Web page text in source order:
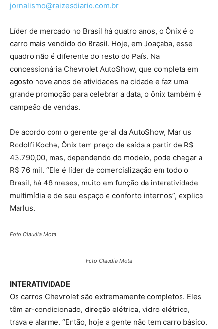
jornalismo@raizesdiario.com.br
Líder de mercado no Brasil há quatro anos, o Ônix é o
carro mais vendido do Brasil. Hoje, em Joaçaba, esse
quadro não é diferente do resto do País. Na
concessionária Chevrolet AutoShow, que completa em
agosto nove anos de atividades na cidade e faz uma
grande promoção para celebrar a data, o ônix também é
campeão de vendas.
De acordo com o gerente geral da AutoShow, Marlus
Rodolfi Koche, Ônix tem preço de saída a partir de R$
43.790,00, mas, dependendo do modelo, pode chegar a
R$ 76 mil. “Ele é líder de comercialização em todo o
Brasil, há 48 meses, muito em função da interatividade
multimídia e de seu espaço e conforto internos”, explica
Marlus.
Foto Claudia Mota
Foto Claudia Mota
INTERATIVIDADE
Os carros Chevrolet são extremamente completos. Eles
têm ar-condicionado, direção elétrica, vidro elétrico,
trava e alarme. “Então, hoje a gente não tem carro básico.